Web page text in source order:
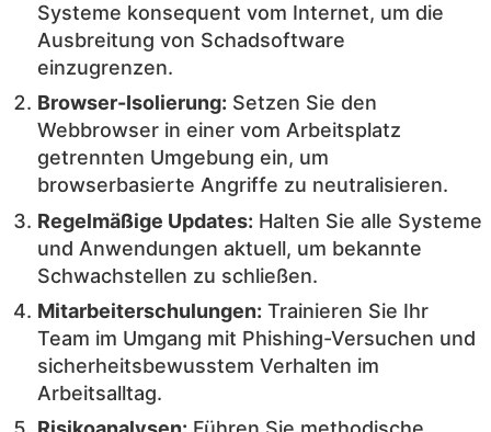
Systeme konsequent vom Internet, um die
Ausbreitung von Schadsoftware
einzugrenzen.
Browser-Isolierung: Setzen Sie den
Webbrowser in einer vom Arbeitsplatz
getrennten Umgebung ein, um
browserbasierte Angriffe zu neutralisieren.
Regelmäßige Updates: Halten Sie alle Systeme
und Anwendungen aktuell, um bekannte
Schwachstellen zu schließen.
Mitarbeiterschulungen: Trainieren Sie Ihr
Team im Umgang mit Phishing-Versuchen und
sicherheitsbewusstem Verhalten im
Arbeitsalltag.